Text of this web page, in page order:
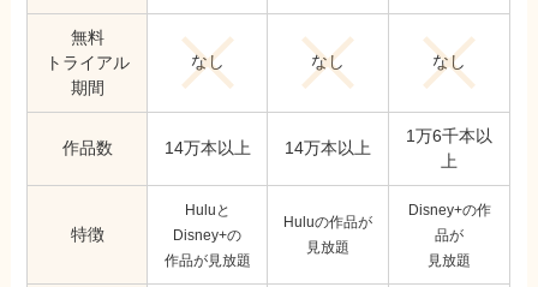
無料
トライアル
期間
なし なし なし
作品数 14万本以上 14万本以上
1万6千本以
上
特徴
Huluと
Disney+の
作品が見放題
Huluの作品が
見放題
Disney+の作
品が
見放題